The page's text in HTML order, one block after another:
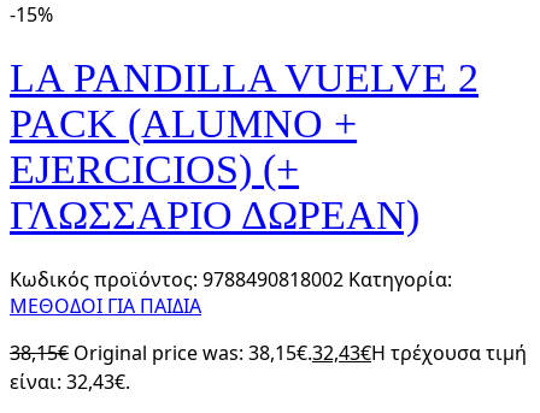
-15%
LA PANDILLA VUELVE 2
PACK (ALUMNO +
EJERCICIOS) (+
ΓΛΩΣΣΑΡΙΟ ΔΩΡΕΑΝ)
Κωδικός προϊόντος: 9788490818002 Κατηγορία:
ΜΕΘΟΔΟΙ ΓΙΑ ΠΑΙΔΙΑ
38,15€ Original price was: 38,15€.32,43€Η τρέχουσα τιμή
είναι: 32,43€.